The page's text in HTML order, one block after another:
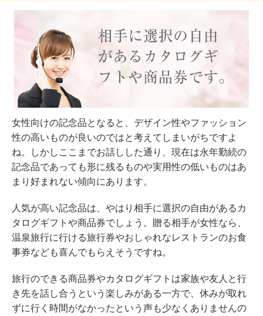
女性向けの記念品となると、デザイン性やファッション
性の高いものが良いのではと考えてしまいがちですよ
ね。しかしここまでお話しした通り、現在は永年勤続の
記念品であっても形に残るものや実用性の低いものはあ
まり好まれない傾向にあります。
人気が高い記念品は、やはり相手に選択の自由があるカ
タログギフトや商品券でしょう。贈る相手が女性なら、
温泉旅行に行ける旅行券やおしゃれなレストランのお食
事券なども喜んでもらえそうですね。
旅行のできる商品券やカタログギフトは家族や友人と行
き先を話し合うという楽しみがある一方で、休みが取れ
ずに行く時間がなかったという声も少なくありませんの